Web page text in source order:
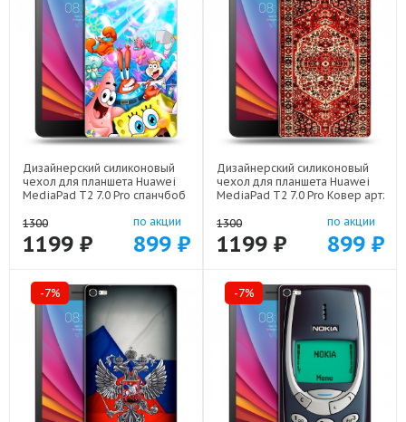
Дизайнерский силиконовый
чехол для планшета Huawei
MediaPad T2 7.0 Pro спанчбоб
1300
1199 ₽
по акции
899 ₽
Дизайнерский силиконовый
чехол для планшета Huawei
MediaPad T2 7.0 Pro Ковер арт:
1300
1199 ₽
по акции
899 ₽
-7% -7%